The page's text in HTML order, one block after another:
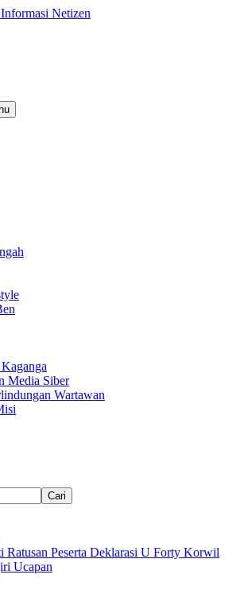
Media Siber
Wartawan
Cari
Ratusan Peserta Deklarasi U Forty Korwil
Ucapan